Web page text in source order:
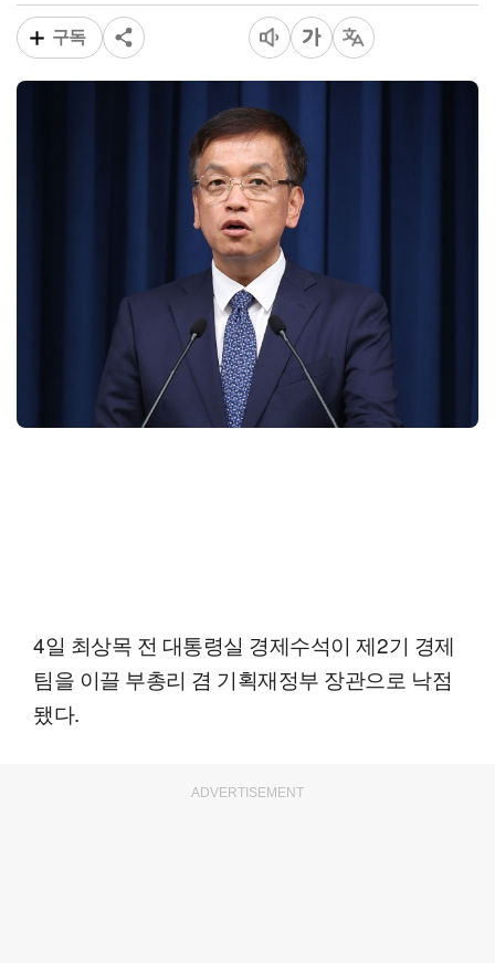
구독
4일 최상목 전 대통령실 경제수석이 제2기 경제
팀을 이끌 부총리 겸 기획재정부 장관으로 낙점
됐다.
ADVERTISEMENT